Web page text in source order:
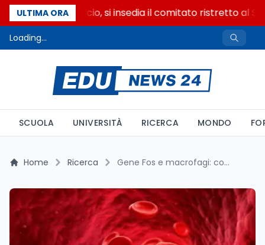
ULTIMA ORA
Riforma del calcio, si insedia il comitato ristretto al
Loading...
SCUOLA UNIVERSITÀ RICERCA MONDO
Home Ricerca Gene Fos e macrofagi: come si è evoluto il sangue in 700 milioni di anni